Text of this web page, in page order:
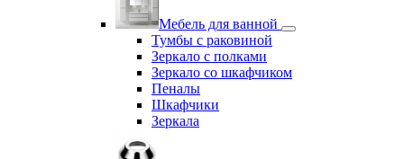
Мебель для ванной
Тумбы с раковиной
Зеркало с полками
Зеркало со шкафчиком
Пеналы
Шкафчики
Зеркала